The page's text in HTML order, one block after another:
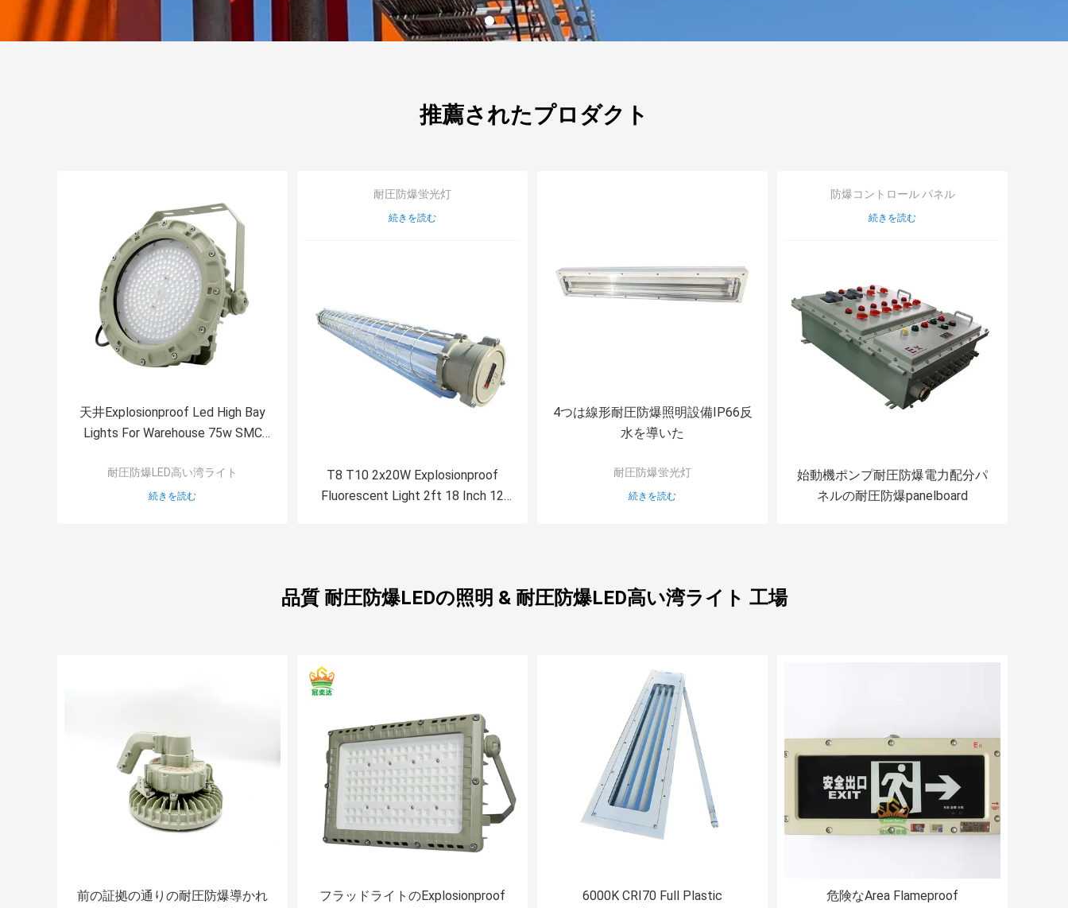
推薦されたプロダクト
天井Explosionproof Led High Bay
Lights For Warehouse 75w SMC
耐圧防爆LED高い湾ライト
続きを読む
耐圧防爆蛍光灯
続きを読む
T8 T10 2x20W Explosionproof
Fluorescent Light 2ft 18 Inch 12
4つは線形耐圧防爆照明設備IP66反
水を導いた
耐圧防爆蛍光灯
続きを読む
防爆コントロール パネル
続きを読む
始動機ポンプ耐圧防爆電力配分パ
ネルの耐圧防爆panelboard
品質 耐圧防爆LEDの照明 & 耐圧防爆LED高い湾ライト 工場
前の証拠の通りの耐圧防爆導かれ
フラッドライトのExplosionproof
6000K CRI70 Full Plastic
危険なArea Flameproof